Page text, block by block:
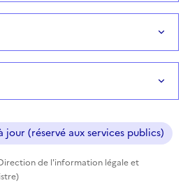
(réservé aux services publics)
de l'information légale et